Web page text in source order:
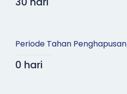
Periode Tahan Penghapusan
0 hari